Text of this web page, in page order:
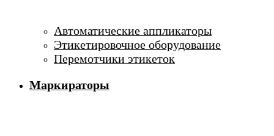
Автоматические аппликаторы
Этикетировочное оборудование
Перемотчики этикеток
Маркираторы